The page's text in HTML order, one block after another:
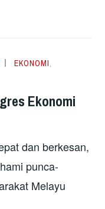
EKONOMI,
Ekonomi
dan berkesan,
punca-
Melayu